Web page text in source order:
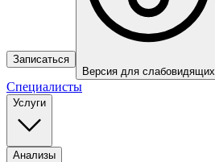
Записаться
Версия для слабовидящих
Специалисты
Услуги
Анализы